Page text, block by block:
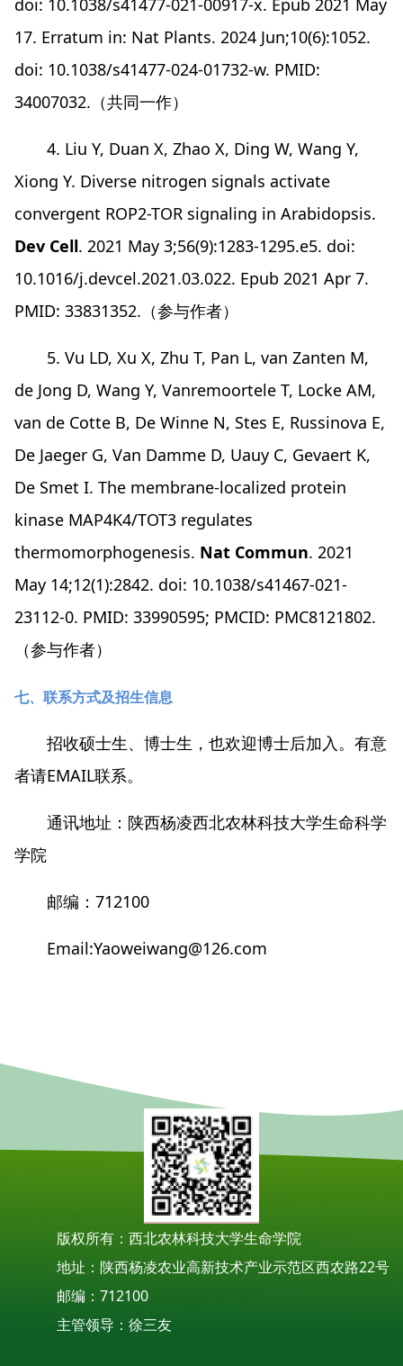
17. Erratum in: Nat Plants. 2024 Jun;10(6):1052.
doi: 10.1038/s41477-024-01732-w. PMID:
34007032.（共同一作）
4. Liu Y, Duan X, Zhao X, Ding W, Wang Y,
Xiong Y. Diverse nitrogen signals activate
convergent ROP2-TOR signaling in Arabidopsis.
Dev Cell. 2021 May 3;56(9):1283-1295.e5. doi:
10.1016/j.devcel.2021.03.022. Epub 2021 Apr 7.
PMID: 33831352.（参与作者）
5. Vu LD, Xu X, Zhu T, Pan L, van Zanten M,
de Jong D, Wang Y, Vanremoortele T, Locke AM,
van de Cotte B, De Winne N, Stes E, Russinova E,
De Jaeger G, Van Damme D, Uauy C, Gevaert K,
De Smet I. The membrane-localized protein
kinase MAP4K4/TOT3 regulates
thermomorphogenesis. Nat Commun. 2021
May 14;12(1):2842. doi: 10.1038/s41467-021-
23112-0. PMID: 33990595; PMCID: PMC8121802.
（参与作者）
七、联系方式及招生信息
招收硕士生、博士生，也欢迎博士后加入。有意
者请EMAIL联系。
通讯地址：陕西杨凌西北农林科技大学生命科学
学院
邮编：712100
Email:Yaoweiwang@126.com
版权所有：西北农林科技大学生命学院
地址：陕西杨凌农业高新技术产业示范区西农路22号
邮编：712100
主管领导：徐三友